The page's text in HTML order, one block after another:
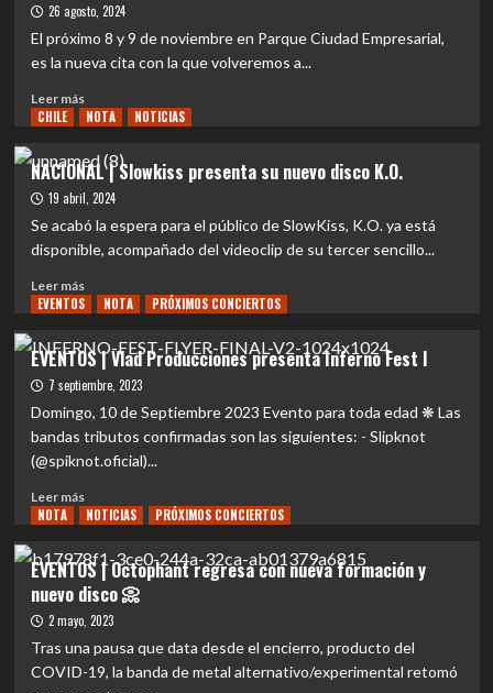
desde
metal,
hasta
la
cumbia
Los
Rara
presentan
su
debut
«Vorágine,
frenética»
26 agosto, 2024
El próximo 8 y 9 de noviembre en Parque Ciudad Empresarial,
es la nueva cita con la que volveremos a...
Leer másLeer
más
EVENTOS
|
FAUNA
PRIMAVERA
DA
CONOCER
SUS
POR
DÍA
CHILE NOTA NOTICIAS
NACIONAL | Slowkiss presenta su nuevo disco K.O.
19 abril, 2024
Se acabó la espera para el público de SlowKiss, K.O. ya está
disponible, acompañado del videoclip de su tercer sencillo...
Leer másLeer
más
NACIONAL
|
Slowkiss
presenta
su
disco
K.O.
EVENTOS NOTA PRÓXIMOS CONCIERTOS
EVENTOS | Vlad Producciones presenta Inferno Fest I
7 septiembre, 2023
Domingo, 10 de Septiembre 2023 Evento para toda edad ❋ Las
bandas tributos confirmadas son las siguientes: - Slipknot
(@spiknot.oficial)...
Leer másLeer
más
EVENTOS
|
Vlad
Producciones
Inferno
Fest
NOTA NOTICIAS PRÓXIMOS CONCIERTOS
EVENTOS | Octophant regresa con nueva formación y
nuevo disco 📀
2 mayo, 2023
Tras una pausa que data desde el encierro, producto del
COVID-19, la banda de metal alternativo/experimental retomó